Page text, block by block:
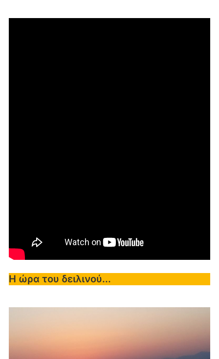
Η ώρα του δειλινού...